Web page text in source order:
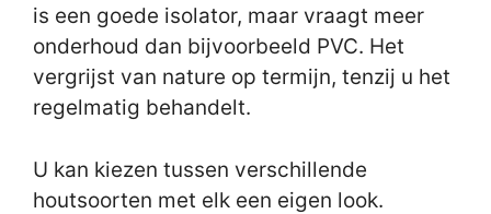
is een goede isolator, maar vraagt meer
onderhoud dan bijvoorbeeld PVC. Het
vergrijst van nature op termijn, tenzij u het
regelmatig behandelt.
U kan kiezen tussen verschillende
houtsoorten met elk een eigen look.